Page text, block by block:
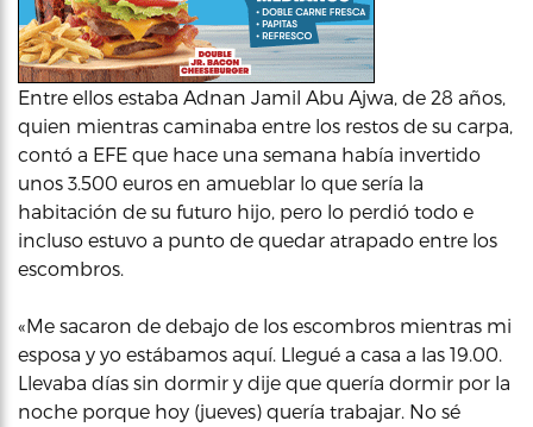
Entre ellos estaba Adnan Jamil Abu Ajwa, de 28 años,
quien mientras caminaba entre los restos de su carpa,
contó a EFE que hace una semana había invertido
unos 3.500 euros en amueblar lo que sería la
habitación de su futuro hijo, pero lo perdió todo e
incluso estuvo a punto de quedar atrapado entre los
escombros.
«Me sacaron de debajo de los escombros mientras mi
esposa y yo estábamos aquí. Llegué a casa a las 19.00.
Llevaba días sin dormir y dije que quería dormir por la
noche porque hoy (jueves) quería trabajar. No sé